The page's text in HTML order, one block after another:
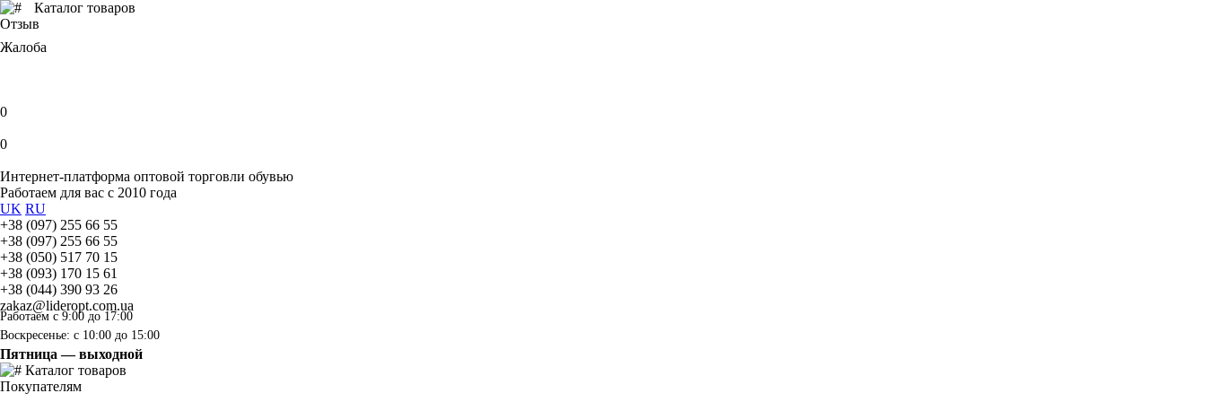
Каталог товаров
Отзыв
Жалоба
0
0
Интернет-платформа оптовой торговли обувью
Работаем для вас с 2010 года
UK RU
+38 (097) 255 66 55
+38 (097) 255 66 55
+38 (050) 517 70 15
+38 (093) 170 15 61
+38 (044) 390 93 26
zakaz@lideropt.com.ua
Работаем с 9:00 до 17:00
Воскресенье: с 10:00 до 15:00
Пятница — выходной
Каталог товаров
Покупателям